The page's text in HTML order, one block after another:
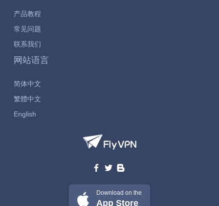
产品教程
常见问题
联系我们
网站语言
简体中文
繁體中文
English
Download on the
App Store